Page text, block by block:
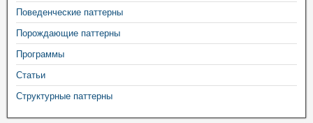
Поведенческие паттерны
Порождающие паттерны
Программы
Статьи
Структурные паттерны